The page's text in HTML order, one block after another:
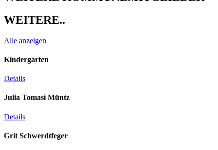
WEITERE..​
Alle anzeigen
Kindergarten
Details
Julia Tomasi Müntz
Details
Grit Schwerdtfeger